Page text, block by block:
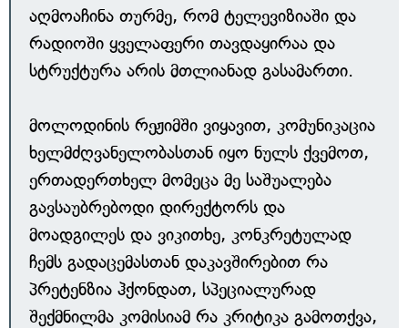
აღმოაჩინა თურმე, რომ ტელევიზიაში და
რადიოში ყველაფერი თავდაყირაა და
სტრუქტურა არის მთლიანად გასამართი.
მოლოდინის რეჟიმში ვიყავით, კომუნიკაცია
ხელმძღვანელობასთან იყო ნულს ქვემოთ,
ერთადერთხელ მომეცა მე საშუალება
გავსაუბრებოდი დირექტორს და
მოადგილეს და ვიკითხე, კონკრეტულად
ჩემს გადაცემასთან დაკავშირებით რა
პრეტენზია ჰქონდათ, სპეციალურად
შექმნილმა კომისიამ რა კრიტიკა გამოთქვა,